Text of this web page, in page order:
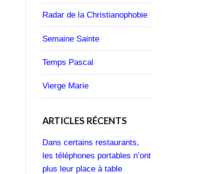
Radar de la Christianophobie
Semaine Sainte
Temps Pascal
Vierge Marie
ARTICLES RÉCENTS
Dans certains restaurants,
les téléphones portables n’ont
plus leur place à table